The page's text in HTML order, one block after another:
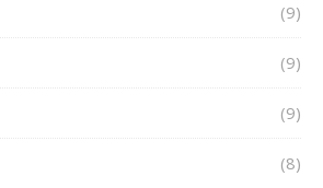
(9)
(9)
(9)
(8)